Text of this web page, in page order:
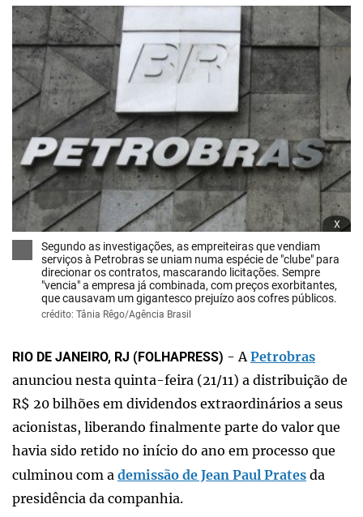
x
Segundo as investigações, as empreiteiras que vendiam
serviços à Petrobras se uniam numa espécie de "clube" para
direcionar os contratos, mascarando licitações. Sempre
"vencia" a empresa já combinada, com preços exorbitantes,
que causavam um gigantesco prejuízo aos cofres públicos.
crédito: Tânia Rêgo/Agência Brasil
RIO DE JANEIRO, RJ (FOLHAPRESS) - A Petrobras
anunciou nesta quinta-feira (21/11) a distribuição de
R$ 20 bilhões em dividendos extraordinários a seus
acionistas, liberando finalmente parte do valor que
havia sido retido no início do ano em processo que
culminou com a demissão de Jean Paul Prates da
presidência da companhia.